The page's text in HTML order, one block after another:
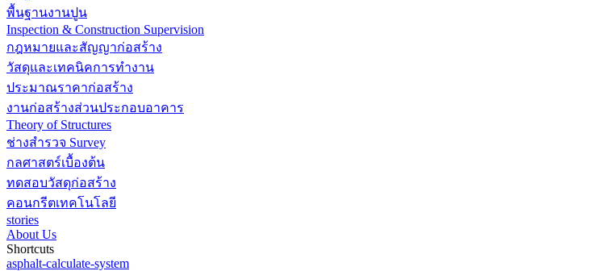
พื้นฐานงานปูน
Inspection & Construction Supervision
กฎหมายและสัญญาก่อสร้าง
วัสดุและเทคนิคการทำงาน
ประมาณราคาก่อสร้าง
งานก่อสร้างส่วนประกอบอาคาร
Theory of Structures
ช่างสำรวจ Survey
กลศาสตร์เบื้องต้น
ทดสอบวัสดุก่อสร้าง
คอนกรีตเทคโนโลยี
stories
About Us
Shortcuts
asphalt-calculate-system